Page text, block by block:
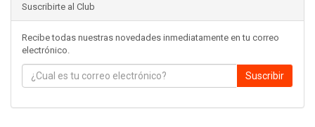
Suscribirte al Club
Recibe todas nuestras novedades inmediatamente en tu correo
electrónico.
Suscribir